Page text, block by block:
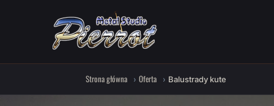
Strona główna Oferta Balustrady kute